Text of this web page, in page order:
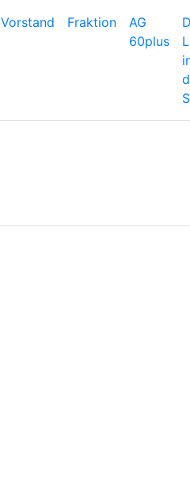
Vorstand Fraktion
AG
60plus